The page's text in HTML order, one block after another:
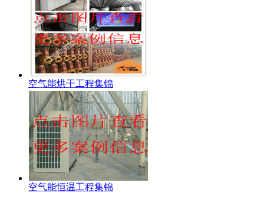
空气能烘干工程集锦
空气能恒温工程集锦